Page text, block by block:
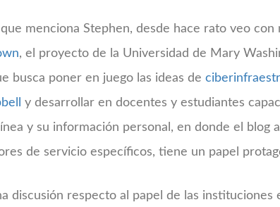
menciona Stephen, desde hace rato veo con
, el proyecto de la Universidad de Mary
busca poner en juego las ideas de
y desarrollar en docentes y estudiantes
y su información personal, en donde el blog
de servicio específicos, tiene un papel
discusión respecto al papel de las instituciones